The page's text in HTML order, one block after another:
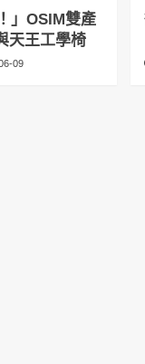
」OSIM雙產
天王工學椅
09